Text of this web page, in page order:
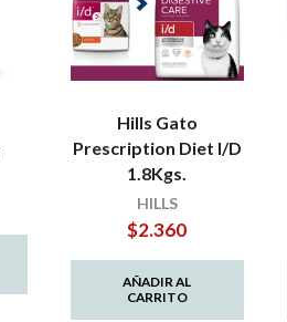
Hills Gato
Prescription Diet I/D
1.8Kgs.
HILLS
$2.360
AÑADIR AL
CARRITO